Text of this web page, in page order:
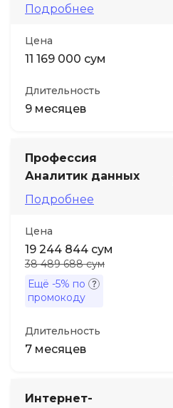
Подробнее
Цена
11 169 000 сум
Длительность
9 месяцев
Профессия
Аналитик данных
Подробнее
Цена
19 244 844 сум
38 489 688 сум
Ещё -5% по
промокоду
Длительность
7 месяцев
Интернет-